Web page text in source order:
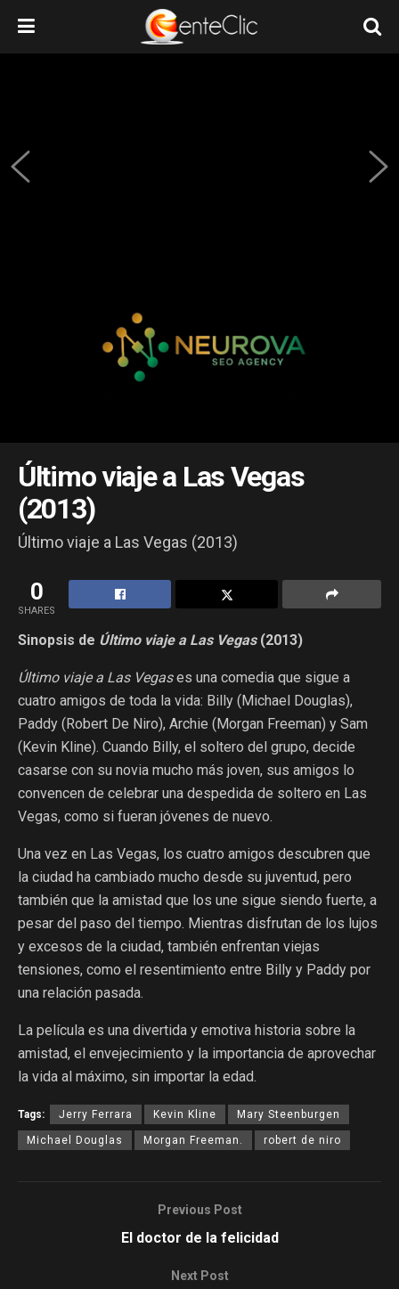
Último viaje a Las Vegas
(2013)
Último viaje a Las Vegas (2013)
0
SHARES
Sinopsis de Último viaje a Las Vegas(2013)
Último viaje a Las Vegases una comedia que sigue a
cuatro amigos de toda la vida: Billy (Michael Douglas),
Paddy (Robert De Niro), Archie (Morgan Freeman) y Sam
(Kevin Kline). Cuando Billy, el soltero del grupo, decide
casarse con su novia mucho más joven, sus amigos lo
convencen de celebrar una despedida de soltero en Las
Vegas, como si fueran jóvenes de nuevo.
Una vez en Las Vegas, los cuatro amigos descubren que
la ciudad ha cambiado mucho desde su juventud, pero
también que la amistad que los une sigue siendo fuerte, a
pesar del paso del tiempo. Mientras disfrutan de los lujos
y excesos de la ciudad, también enfrentan viejas
tensiones, como el resentimiento entre Billy y Paddy por
una relación pasada.
La película es una divertida y emotiva historia sobre la
amistad, el envejecimiento y la importancia de aprovechar
la vida al máximo, sin importar la edad.
Tags: Jerry Ferrara Kevin Kline Mary Steenburgen
Michael Douglas Morgan Freeman. robert de niro
Previous Post
El doctor de la felicidad
Next Post